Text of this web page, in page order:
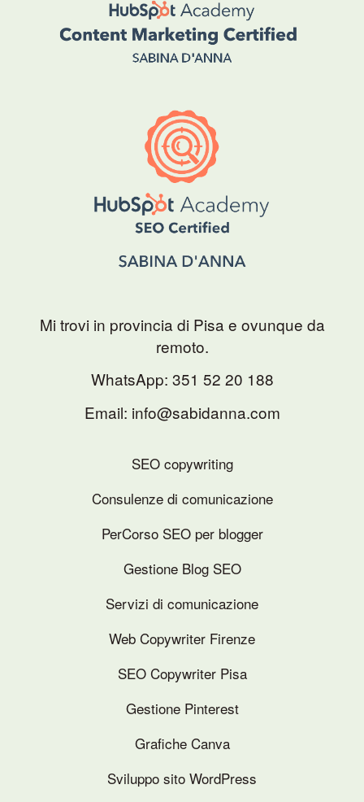
Mi trovi in provincia di Pisa e ovunque da
remoto.
WhatsApp: 351 52 20 188
Email: info@sabidanna.com
SEO copywriting
Consulenze di comunicazione
PerCorso SEO per blogger
Gestione Blog SEO
Servizi di comunicazione
Web Copywriter Firenze
SEO Copywriter Pisa
Gestione Pinterest
Grafiche Canva
Sviluppo sito WordPress